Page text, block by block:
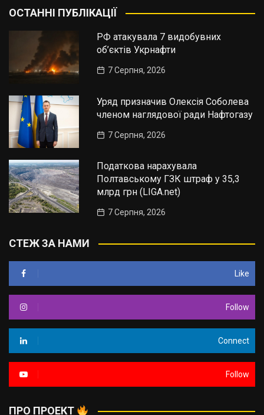
ОСТАННІ ПУБЛІКАЦІЇ
РФ атакувала 7 видобувних
об’єктів Укрнафти
7 Серпня, 2026
Уряд призначив Олексія Соболева
членом наглядової ради Нафтогазу
7 Серпня, 2026
Податкова нарахувала
Полтавському ГЗК штраф у 35,3
млрд грн (LIGA.net)
7 Серпня, 2026
СТЕЖ ЗА НАМИ
Like
Follow
Connect
Follow
ПРО ПРОЕКТ